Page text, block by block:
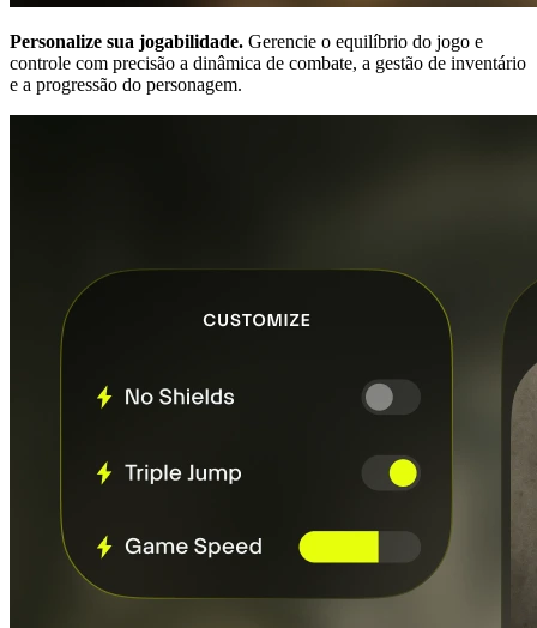
Personalize sua jogabilidade. Gerencie o equilíbrio do jogo e
controle com precisão a dinâmica de combate, a gestão de inventário
e a progressão do personagem.